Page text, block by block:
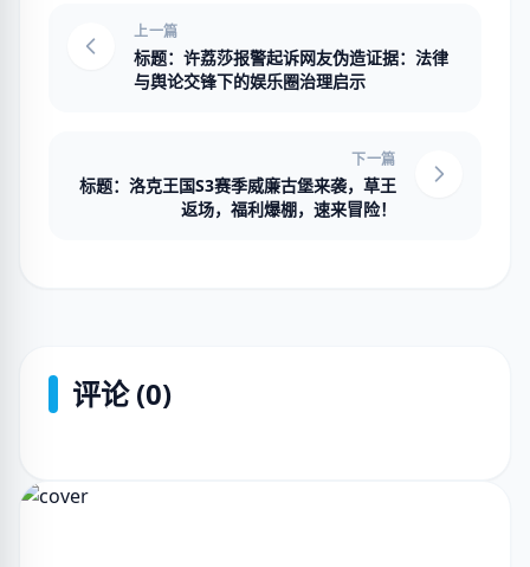
上一篇
标题：许荔莎报警起诉网友伪造证据：法律
与舆论交锋下的娱乐圈治理启示
下一篇
标题：洛克王国S3赛季威廉古堡来袭，草王
返场，福利爆棚，速来冒险！
评论 (0)